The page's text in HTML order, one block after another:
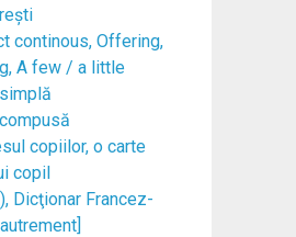
continous, Offering,
A few / a little
copiilor, o carte
copil
Dicţionar Francez-